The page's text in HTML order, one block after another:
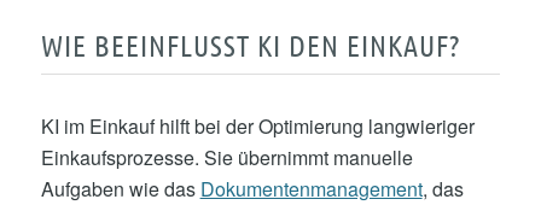
WIE BEEINFLUSST KI DEN EINKAUF?
KI im Einkauf hilft bei der Optimierung langwieriger
Einkaufsprozesse. Sie übernimmt manuelle
Aufgaben wie das Dokumentenmanagement, das